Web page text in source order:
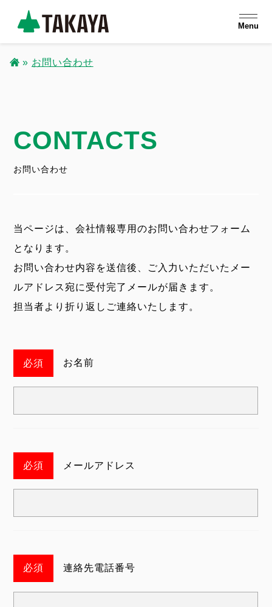
Menu
く
ず
お問い合わせ
CONTACTS
お問い合わせ
当ページは、会社情報専用のお問い合わせフォーム
となります。
お問い合わせ内容を送信後、ご入力いただいたメー
ルアドレス宛に受付完了メールが届きます。
担当者より折り返しご連絡いたします。
お名前
メールアドレス
連絡先電話番号